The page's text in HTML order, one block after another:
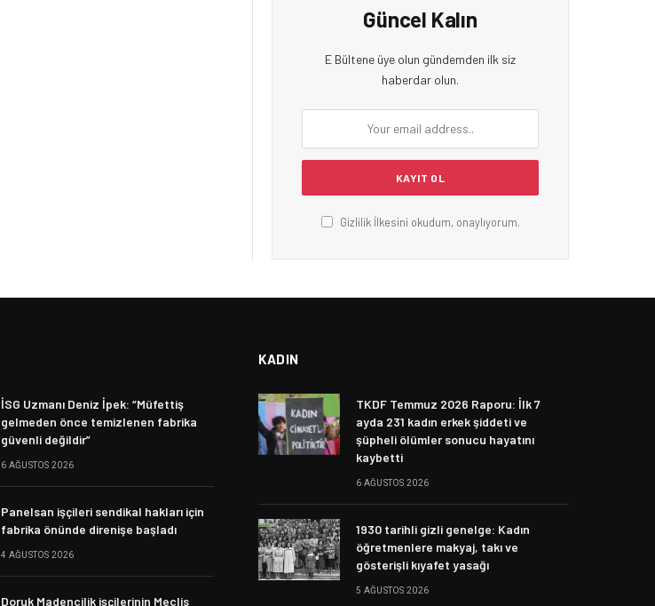
Güncel Kalın
E Bültene üye olun gündemden ilk siz
haberdar olun.
Gizlilik İlkesini okudum, onaylıyorum.
İSG Uzmanı Deniz İpek: “Müfettiş
gelmeden önce temizlenen fabrika
güvenli değildir”
6 AĞUSTOS 2026
Panelsan işçileri sendikal hakları için
fabrika önünde direnişe başladı
4 AĞUSTOS 2026
Doruk Madencilik işçilerinin Meclis
KADIN
TKDF Temmuz 2026 Raporu: İlk 7
ayda 231 kadın erkek şiddeti ve
şüpheli ölümler sonucu hayatını
kaybetti
6 AĞUSTOS 2026
1930 tarihli gizli genelge: Kadın
öğretmenlere makyaj, takı ve
gösterişli kıyafet yasağı
5 AĞUSTOS 2026